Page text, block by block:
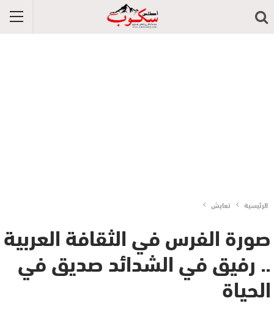
الرئيسية تعايش
صورة الفرس في الثقافة العربية
.. رفيق في الشدائد صديق في
الحياة